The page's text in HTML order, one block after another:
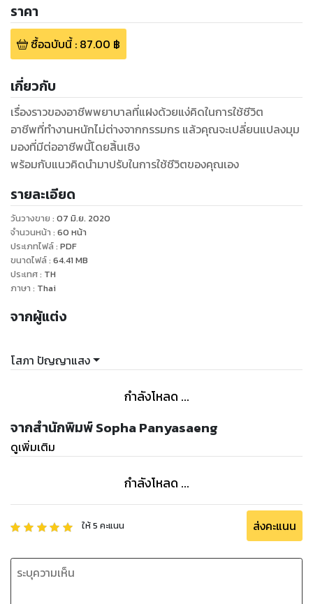
ราคา
ซื้อฉบับนี้: 87.00 ฿
เกี่ยวกับ
เรื่องราวของอาชีพพยาบาลที่แฝงด้วยแง่คิดในการใช้ชีวิต
อาชีพที่ทำงานหนักไม่ต่างจากกรรมกร แล้วคุณจะเปลี่ยนแปลงมุม
มองที่มีต่ออาชีพนี้โดยสิ้นเชิง
พร้อมกับแนวคิดนำมาปรับในการใช้ชีวิตของคุณเอง
รายละเอียด
วันวางขาย : 07 มิ.ย. 2020
จำนวนหน้า : 60 หน้า
ประเภทไฟล์: PDF
ขนาดไฟล์: 64.41 MB
ประเทศ: TH
ภาษา : Thai
จากผู้แต่ง
โสภา ปัญญาแสง
กำลังโหลด ...
จากสำนักพิมพ์ Sopha Panyasaeng
ดูเพิ่มเติม
กำลังโหลด ...
ให้5 คะแนน ส่งคะแนน